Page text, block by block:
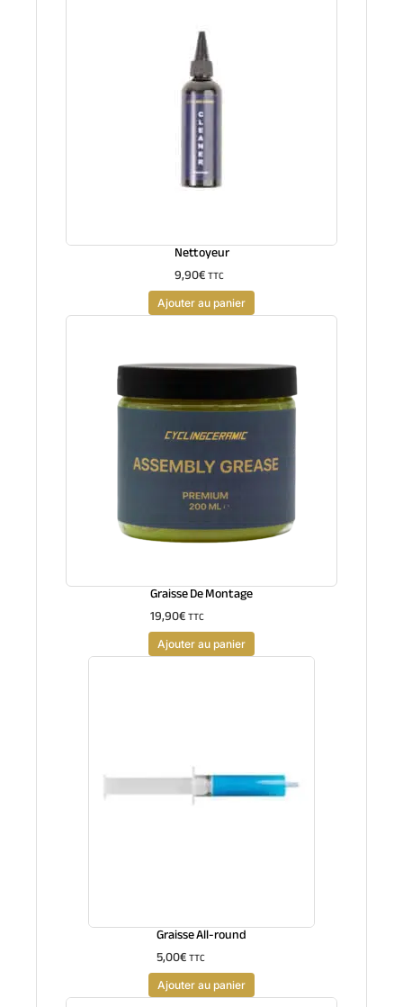
Nettoyeur
9,90€TTC
Ajouter au panier
Graisse De Montage
19,90€TTC
Ajouter au panier
Graisse All-round
5,00€TTC
Ajouter au panier